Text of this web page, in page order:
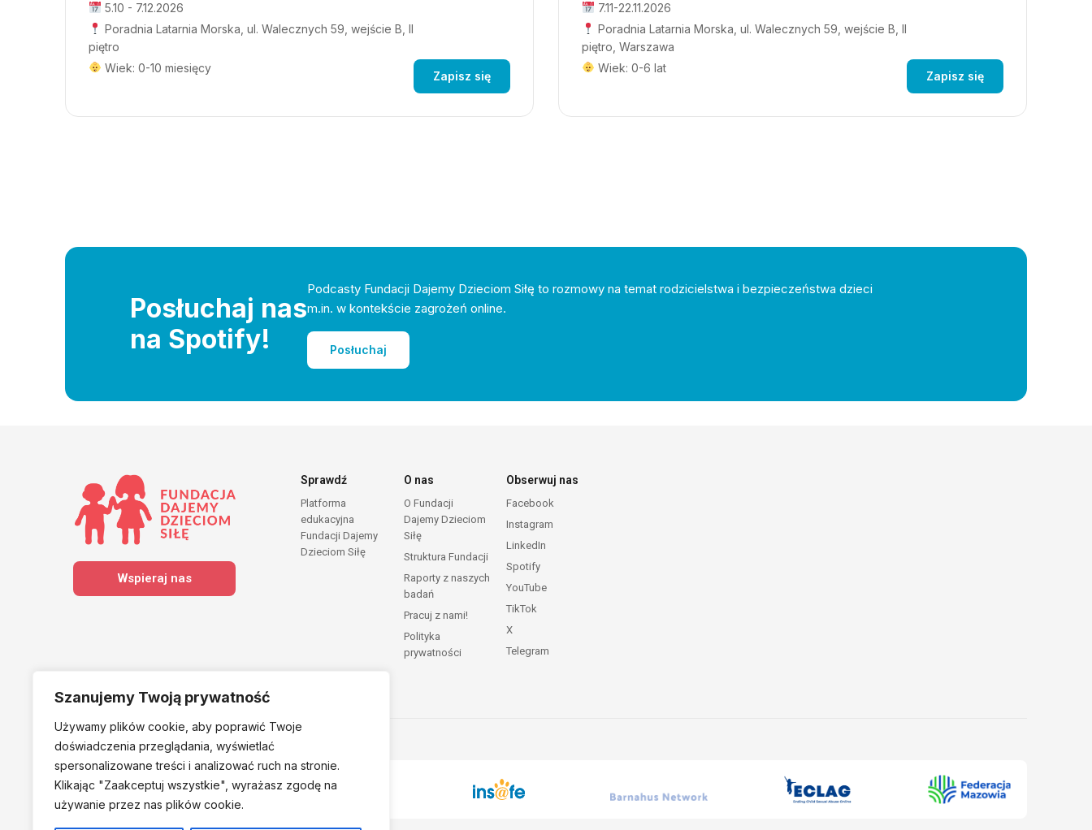
Szanujemy Twoją prywatność
Używamy plików cookie, aby poprawić Twoje
doświadczenia przeglądania, wyświetlać
spersonalizowane treści i analizować ruch na stronie.
Klikając "Zaakceptuj wszystkie", wyrażasz zgodę na
używanie przez nas plików cookie.
5.10 - 7.12.2026
Poradnia Latarnia Morska, ul. Walecznych 59, wejście B, II
piętro
Wiek: 0-10 miesięcy
Zapisz się
7.11-22.11.2026
Poradnia Latarnia Morska, ul. Walecznych 59, wejście B, II
piętro, Warszawa
Wiek: 0-6 lat
Zapisz się
Posłuchaj nas
na Spotify!
Podcasty Fundacji Dajemy Dzieciom Siłę to rozmowy na temat rodzicielstwa i bezpieczeństwa dzieci
m.in. w kontekście zagrożeń online.
Posłuchaj
Wspieraj nas
Sprawdź
Platforma
edukacyjna
Fundacji Dajemy
Dzieciom Siłę
O nas
O Fundacji
Dajemy Dzieciom
Siłę
Struktura Fundacji
Raporty z naszych
badań
Pracuj z nami!
Polityka
prywatności
Obserwuj nas
Facebook
Instagram
LinkedIn
Spotify
YouTube
TikTok
X
Telegram
Należymy do